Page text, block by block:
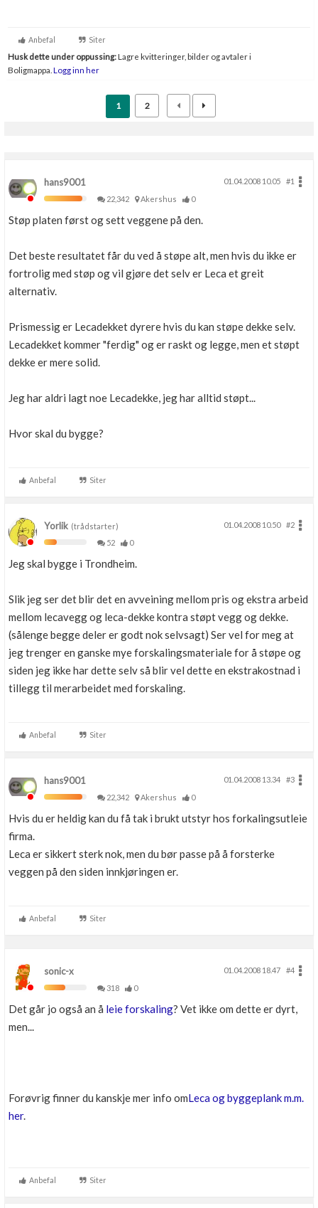
Anbefal Siter
Husk dette under oppussing:Lagre kvitteringer, bilder og avtaler i
Boligmappa. Logg inn her
1 2
hans9001 01.04.2008 10.05
#1
22,342
Akershus 0
Støp platen først og sett veggene på den.
Det beste resultatet får du ved å støpe alt, men hvis du ikke er
fortrolig med støp og vil gjøre det selv er Leca et greit
alternativ.
Prismessig er Lecadekket dyrere hvis du kan støpe dekke selv.
Lecadekket kommer "ferdig" og er raskt og legge, men et støpt
dekke er mere solid.
Jeg har aldri lagt noe Lecadekke, jeg har alltid støpt...
Hvor skal du bygge?
Anbefal Siter
Yorlik (trådstarter) 01.04.2008 10.50
#2
52
0
Jeg skal bygge i Trondheim.
Slik jeg ser det blir det en avveining mellom pris og ekstra arbeid
mellom lecavegg og leca-dekke kontra støpt vegg og dekke.
(sålenge begge deler er godt nok selvsagt) Ser vel for meg at
jeg trenger en ganske mye forskalingsmateriale for å støpe og
siden jeg ikke har dette selv så blir vel dette en ekstrakostnad i
tillegg til merarbeidet med forskaling.
Anbefal Siter
hans9001 01.04.2008 13.34
#3
22,342
Akershus 0
Hvis du er heldig kan du få tak i brukt utstyr hos forkalingsutleie
firma.
Leca er sikkert sterk nok, men du bør passe på å forsterke
veggen på den siden innkjøringen er.
Anbefal Siter
sonic-x 01.04.2008 18.47
#4
318
0
Det går jo også an å leie forskaling? Vet ikke om dette er dyrt,
men...
Forøvrig finner du kanskje mer info omLeca og byggeplank m.m.
her.
Anbefal Siter